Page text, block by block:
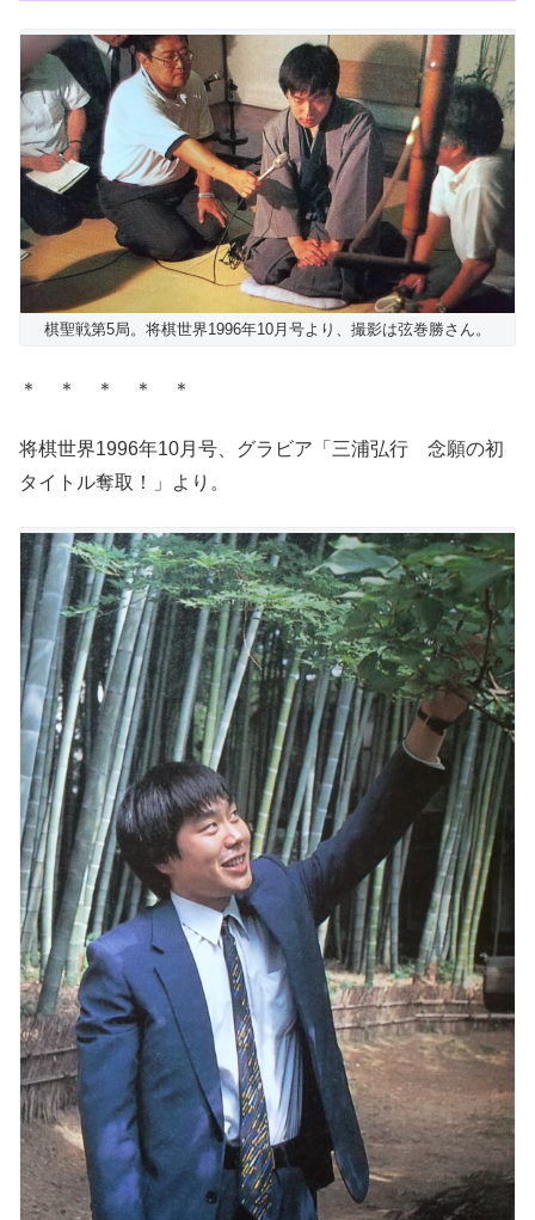
棋聖戦第5局。将棋世界1996年10月号より、撮影は弦巻勝さん。
＊ ＊ ＊ ＊ ＊
将棋世界1996年10月号、グラビア「三浦弘行 念願の初
タイトル奪取！」より。